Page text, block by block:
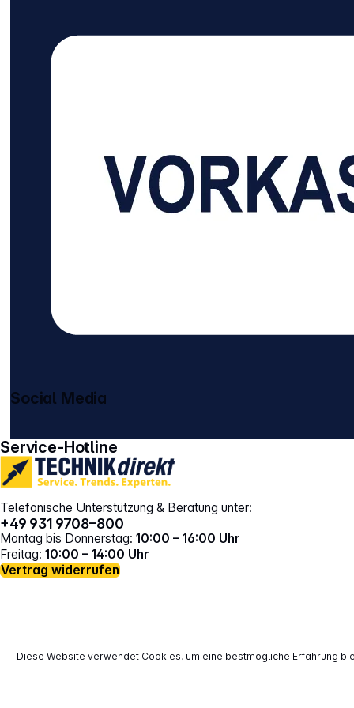
Service-Hotline
Telefonische Unterstützung & Beratung unter:
+49 931 9708–800
Montag bis Donnerstag: 10:00 – 16:00 Uhr
Freitag: 10:00 – 14:00 Uhr
Vertrag widerrufen
Social Media
Diese Website verwendet Cookies, um eine bestmögliche Erfahrung